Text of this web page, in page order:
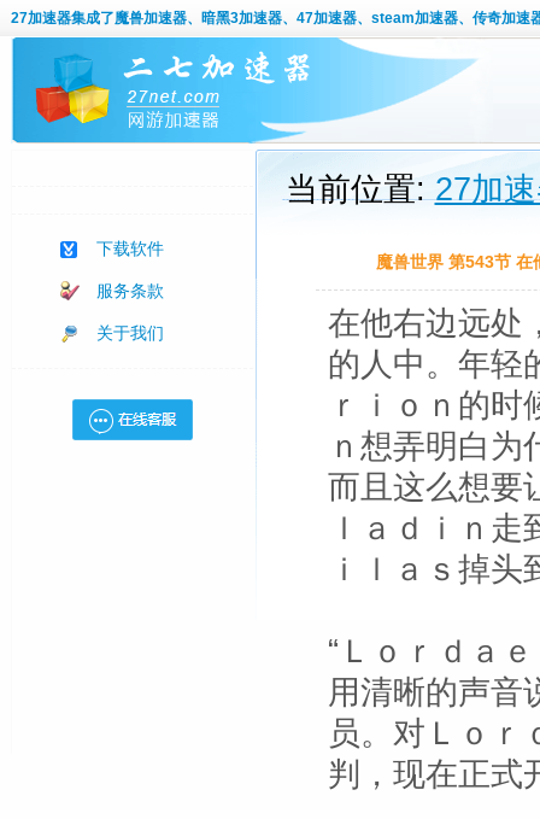
27加速器集成了魔兽加速器、暗黑3加速器、47加速器、steam加速器、传奇加速
下载软件
服务条款
关于我们
当前位置:27加
魔兽世界 第543节 在
在他右边远处
的人中。年轻
ｒｉｏｎ的
ｎ想弄明白
而且这么想要
ｌａｄｉｎ
ｉｌａｓ掉头
“Ｌｏｒｄａ
用清晰的声音
员。对Ｌｏｒ
判，现在正式